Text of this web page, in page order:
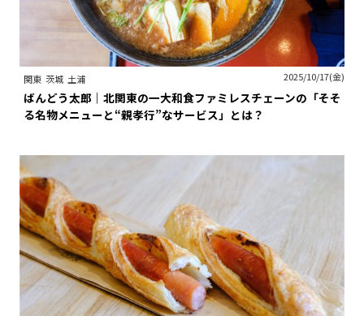
関東 茨城 土浦 2025/10/17(金)
ばんどう太郎｜北関東の一大和食ファミレスチェーンの「そそ
る名物メニューと“親孝行”なサービス」とは？